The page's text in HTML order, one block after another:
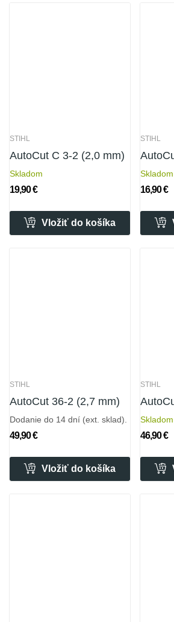
STIHL
AutoCut C 3-2 (2,0 mm)
Skladom
19,90 €
Vložiť do košíka
STIHL
Skladom
16,90 €
STIHL
AutoCut 36-2 (2,7 mm)
Dodanie do 14 dní (ext. sklad).
49,90 €
Vložiť do košíka
STIHL
Skladom
46,90 €